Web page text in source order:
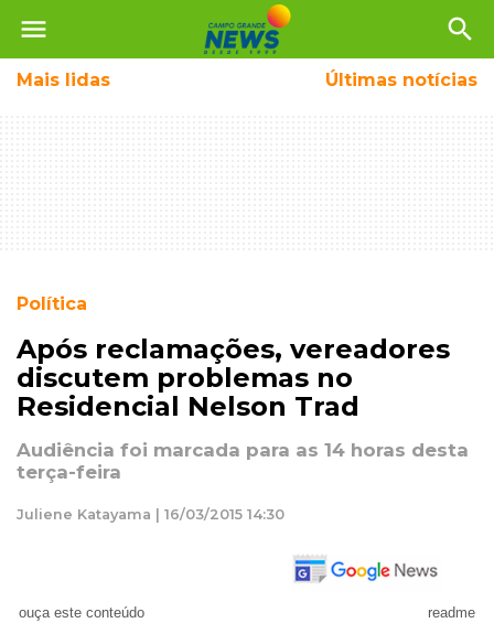
menu search
Mais lidas Últimas notícias
Política
Após reclamações, vereadores
discutem problemas no
Residencial Nelson Trad
Audiência foi marcada para as 14 horas desta
terça-feira
Juliene Katayama | 16/03/2015 14:30
ouça este conteúdo readme